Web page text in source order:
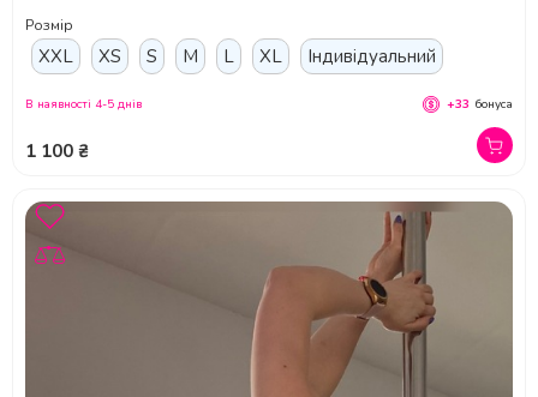
Розмір
XXL XS S M L XL Індивідуальний
1 100 ₴
В наявності 4-5 днів +33 бонуса